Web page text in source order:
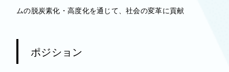
ムの脱炭素化・高度化を通じて、社会の変革に貢献
ポジション